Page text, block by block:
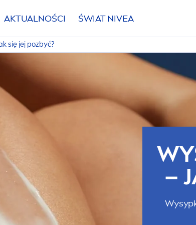
AKTUALNOŚCI ŚWIATNIVEA
się jej pozbyć?
–